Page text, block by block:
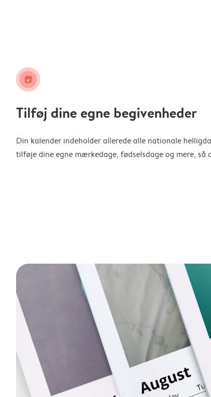
calendar_plus
Tilføj dine egne begivenheder
Din kalender indeholder allerede alle nationale
tilføje dine egne mærkedage, fødselsdage og mere, så